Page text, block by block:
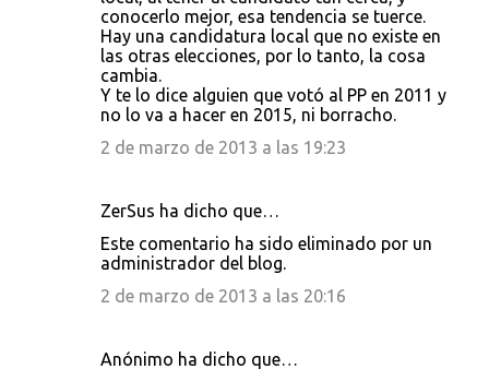
conocerlo mejor, esa tendencia se tuerce.
Hay una candidatura local que no existe en
las otras elecciones, por lo tanto, la cosa
cambia.
Y te lo dice alguien que votó al PP en 2011 y
no lo va a hacer en 2015, ni borracho.
2 de marzo de 2013 a las 19:23
ZerSus ha dicho que…
Este comentario ha sido eliminado por un
administrador del blog.
2 de marzo de 2013 a las 20:16
Anónimo ha dicho que…